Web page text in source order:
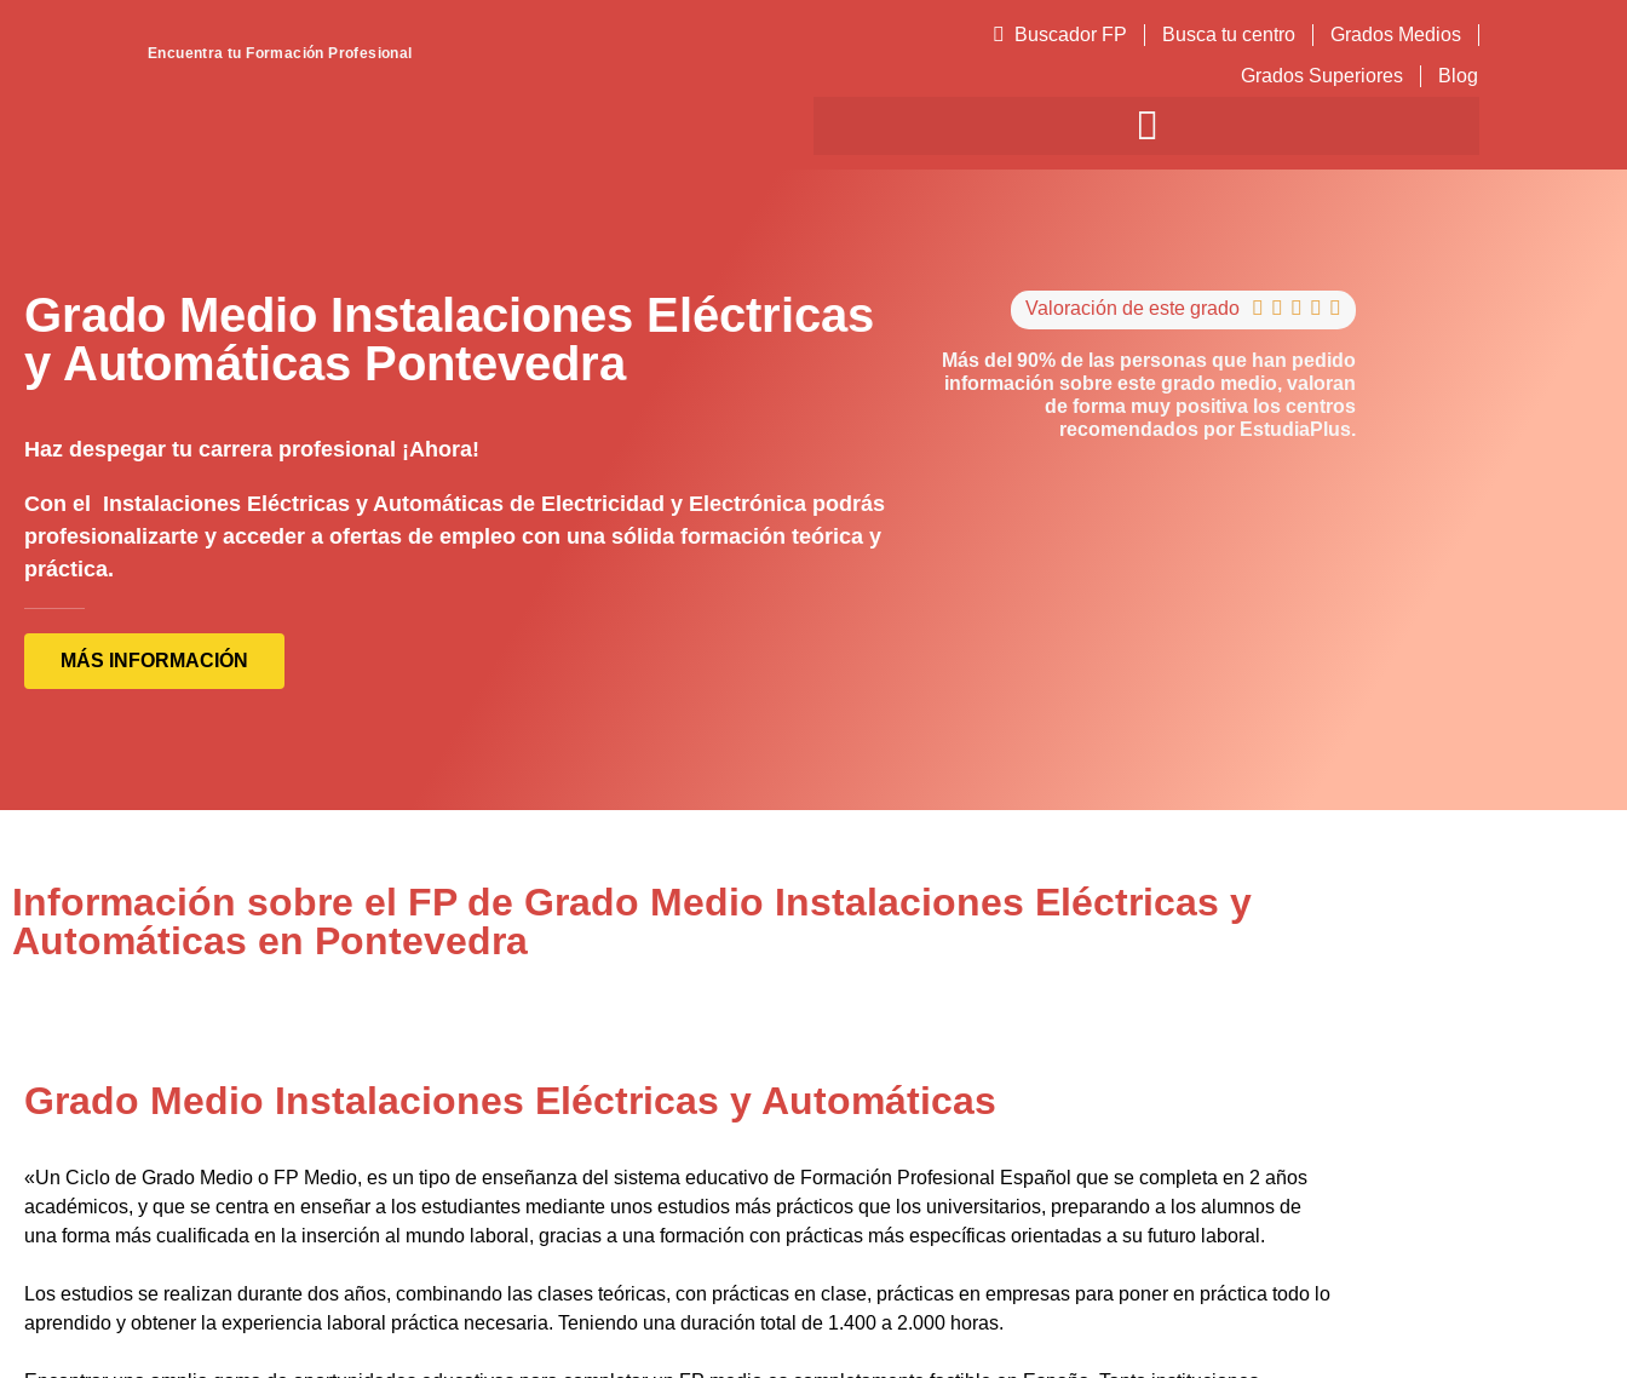
Encuentra tu Formación Profesional
Buscador FP Busca tu centro
Grados Medios
Grados Superiores
Blog
Grado Medio Instalaciones Eléctricas
y Automáticas Pontevedra
Haz despegar tu carrera profesional ¡Ahora!
Con el Instalaciones Eléctricas y Automáticas de Electricidad y Electrónica podrás
profesionalizarte y acceder a ofertas de empleo con una sólida formación teórica y
práctica.
MÁS INFORMACIÓN
Valoración de este grado     
Más del 90% de las personas que han pedido
información sobre este grado medio, valoran
de forma muy positiva los centros
recomendados por EstudiaPlus.
Información sobre el FP de Grado Medio Instalaciones Eléctricas y
Automáticas en Pontevedra
Grado Medio Instalaciones Eléctricas y Automáticas
«Un Ciclo de Grado Medio o FP Medio, es un tipo de enseñanza del sistema educativo de Formación Profesional Español que se completa en 2 años
académicos, y que se centra en enseñar a los estudiantes mediante unos estudios más prácticos que los universitarios, preparando a los alumnos de
una forma más cualificada en la inserción al mundo laboral, gracias a una formación con prácticas más específicas orientadas a su futuro laboral.
Los estudios se realizan durante dos años, combinando las clases teóricas, con prácticas en clase, prácticas en empresas para poner en práctica todo lo
aprendido y obtener la experiencia laboral práctica necesaria. Teniendo una duración total de 1.400 a 2.000 horas.